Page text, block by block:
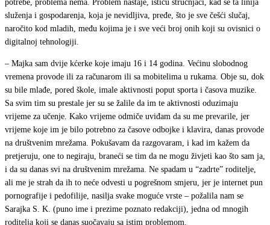
potrebe, problema nema. Problem nastaje, ističu stručnjaci, kad se ta linija
služenja i gospodarenja, koja je nevidljiva, pređe, što je sve češći slučaj,
naročito kod mladih, među kojima je i sve veći broj onih koji su ovisnici o
digitalnoj tehnologiji.
– Majka sam dvije kćerke koje imaju 16 i 14 godina. Većinu slobodnog
vremena provode ili za računarom ili sa mobitelima u rukama. Obje su, dok
su bile mlađe, pored škole, imale aktivnosti poput sporta i časova muzike.
Sa svim tim su prestale jer su se žalile da im te aktivnosti oduzimaju
vrijeme za učenje. Kako vrijeme odmiče uviđam da su me prevarile, jer
vrijeme koje im je bilo potrebno za časove odbojke i klavira, danas provode
na društvenim mrežama. Pokušavam da razgovaram, i kad im kažem da
pretjeruju, one to negiraju, braneći se tim da ne mogu živjeti kao što sam ja,
i da su danas svi na društvenim mrežama. Ne spadam u “zadrte” roditelje,
ali me je strah da ih to neće odvesti u pogrešnom smjeru, jer je internet pun
pornografije i pedofilije, nasilja svake moguće vrste – požalila nam se
Sarajka S. K. (puno ime i prezime poznato redakciji), jedna od mnogih
roditelja koji se danas suočavaju sa istim problemom.